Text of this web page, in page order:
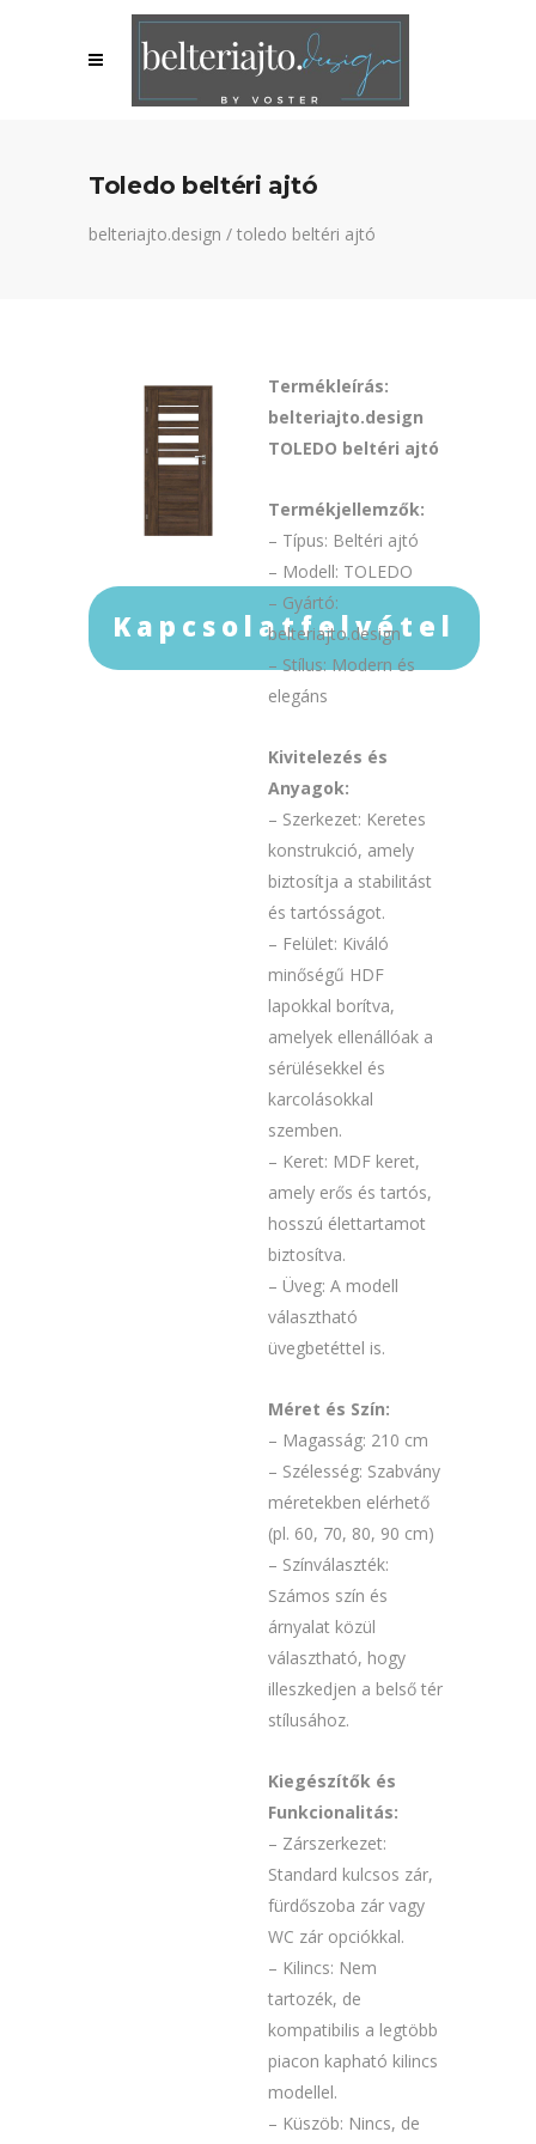
Toledo beltéri ajtó
belteriajto.design / toledo beltéri ajtó
Kapcsolatfelvétel
Termékleírás:
belteriajto.design
TOLEDO beltéri ajtó
Termékjellemzők:
– Típus: Beltéri ajtó
– Modell: TOLEDO
– Gyártó:
belteriajto.design
– Stílus: Modern és
elegáns
Kivitelezés és
Anyagok:
– Szerkezet: Keretes
konstrukció, amely
biztosítja a stabilitást
és tartósságot.
– Felület: Kiváló
minőségű HDF
lapokkal borítva,
amelyek ellenállóak a
sérülésekkel és
karcolásokkal
szemben.
– Keret: MDF keret,
amely erős és tartós,
hosszú élettartamot
biztosítva.
– Üveg: A modell
választható
üvegbetéttel is.
Méret és Szín:
– Magasság: 210 cm
– Szélesség: Szabvány
méretekben elérhető
(pl. 60, 70, 80, 90 cm)
– Színválaszték:
Számos szín és
árnyalat közül
választható, hogy
illeszkedjen a belső tér
stílusához.
Kiegészítők és
Funkcionalitás:
– Zárszerkezet:
Standard kulcsos zár,
fürdőszoba zár vagy
WC zár opciókkal.
– Kilincs: Nem
tartozék, de
kompatibilis a legtöbb
piacon kapható kilincs
modellel.
– Küszöb: Nincs, de